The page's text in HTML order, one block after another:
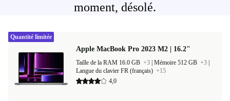
moment, désolé.
Apple MacBook Pro 2023 M2 | 16.2"
Taille de la RAM 16.0 GB +3 Mémoire 512 GB +3
Langue du clavier FR (français) +15
4,0
Quantité limitée